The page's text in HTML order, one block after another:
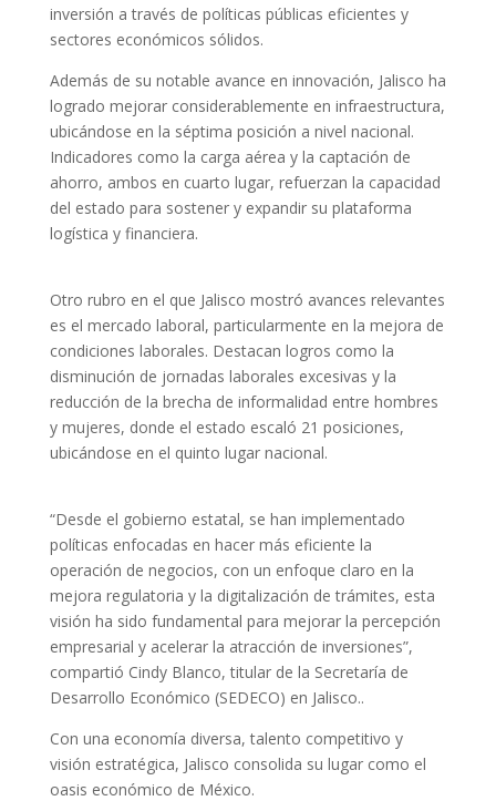
inversión a través de políticas públicas eficientes y
sectores económicos sólidos.
Además de su notable avance en innovación, Jalisco ha
logrado mejorar considerablemente en infraestructura,
ubicándose en la séptima posición a nivel nacional.
Indicadores como la carga aérea y la captación de
ahorro, ambos en cuarto lugar, refuerzan la capacidad
del estado para sostener y expandir su plataforma
logística y financiera.
Otro rubro en el que Jalisco mostró avances relevantes
es el mercado laboral, particularmente en la mejora de
condiciones laborales. Destacan logros como la
disminución de jornadas laborales excesivas y la
reducción de la brecha de informalidad entre hombres
y mujeres, donde el estado escaló 21 posiciones,
ubicándose en el quinto lugar nacional.
“Desde el gobierno estatal, se han implementado
políticas enfocadas en hacer más eficiente la
operación de negocios, con un enfoque claro en la
mejora regulatoria y la digitalización de trámites, esta
visión ha sido fundamental para mejorar la percepción
empresarial y acelerar la atracción de inversiones”,
compartió Cindy Blanco, titular de la Secretaría de
Desarrollo Económico (SEDECO) en Jalisco..
Con una economía diversa, talento competitivo y
visión estratégica, Jalisco consolida su lugar como el
oasis económico de México.